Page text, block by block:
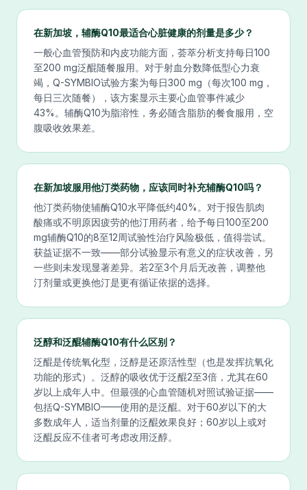
在新加坡，辅酶Q10最适合心脏健康的剂量是多少？
一般心血管预防和内皮功能方面，荟萃分析支持每日100
至200 mg泛醌随餐服用。对于射血分数降低型心力衰
竭，Q-SYMBIO试验方案为每日300 mg（每次100 mg，
每日三次随餐），该方案显示主要心血管事件减少
43%。辅酶Q10为脂溶性，务必随含脂肪的餐食服用，空
腹吸收效果差。
在新加坡服用他汀类药物，应该同时补充辅酶Q10吗？
他汀类药物使辅酶Q10水平降低约40%。对于报告肌肉
酸痛或不明原因疲劳的他汀用药者，给予每日100至200
mg辅酶Q10的8至12周试验性治疗风险极低，值得尝试。
获益证据不一致——部分试验显示有意义的症状改善，另
一些则未发现显著差异。若2至3个月后无改善，调整他
汀剂量或更换他汀是更有循证依据的选择。
泛醇和泛醌辅酶Q10有什么区别？
泛醌是传统氧化型，泛醇是还原活性型（也是发挥抗氧化
功能的形式）。泛醇的吸收优于泛醌2至3倍，尤其在60
岁以上成年人中。但最强的心血管随机对照试验证据——
包括Q-SYMBIO——使用的是泛醌。对于60岁以下的大
多数成年人，适当剂量的泛醌效果良好；60岁以上或对
泛醌反应不佳者可考虑改用泛醇。